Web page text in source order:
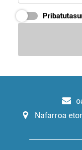
Nafarroa